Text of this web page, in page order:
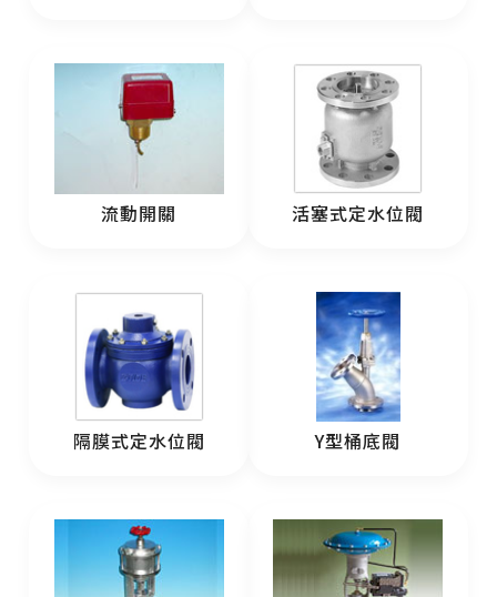
流動開關 活塞式定水位閥
隔膜式定水位閥 Y型桶底閥